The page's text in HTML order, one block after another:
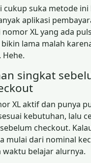
cukup suka metode
aplikasi
XL yang ada
lama malah
singkat
XL aktif dan punya
kebutuhan, lalu
checkout.
mulai dari nominal
waktu belajar alurnya.